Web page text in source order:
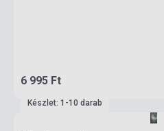
6 995 Ft
Készlet: 1-10 darab